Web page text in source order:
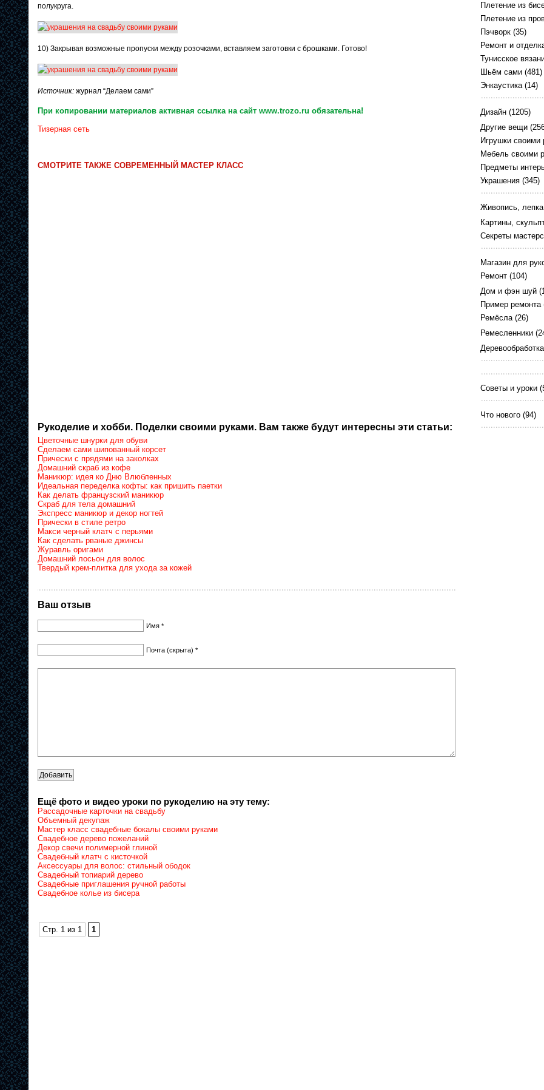
полукруга.
10) Закрывая возможные пропуски между розочками, вставляем заготовки с брошками. Готово!
Источник: журнал “Делаем сами”
При копировании материалов активная ссылка на сайт www.trozo.ru обязательна!
Тизерная сеть
СМОТРИТЕ ТАКЖЕ СОВРЕМЕННЫЙ МАСТЕР КЛАСС
Рукоделие и хобби. Поделки своими руками. Вам также будут интересны эти статьи:
Цветочные шнурки для обуви
Сделаем сами шипованный корсет
Прически с прядями на заколках
Домашний скраб из кофе
Маникюр: идея ко Дню Влюбленных
Идеальная переделка кофты: как пришить паетки
Как делать французский маникюр
Скраб для тела домашний
Экспресс маникюр и декор ногтей
Прически в стиле ретро
Макси черный клатч с перьями
Как сделать рваные джинсы
Журавль оригами
Домашний лосьон для волос
Твердый крем-плитка для ухода за кожей
Ваш отзыв
Имя *
Почта (скрыта) *
Ещё фото и видео уроки по рукоделию на эту тему:
Рассадочные карточки на свадьбу
Объемный декупаж
Мастер класс свадебные бокалы своими руками
Свадебное дерево пожеланий
Декор свечи полимерной глиной
Свадебный клатч с кисточкой
Аксессуары для волос: стильный ободок
Свадебный топиарий дерево
Свадебные приглашения ручной работы
Свадебное колье из бисера
Стр. 1 из 1 1
Плетение из
Плетение из
Пэчворк (35)
Ремонт и
Тунисское
Шьём сами (481)
Энкаустика(14)
Дизайн (1205)
Другие вещи
Игрушки своими
Мебель своими
Предметы
Украшения (345)
Живопись, лепка
Картины,
Секреты
Магазин для
Ремонт (104)
Дом и фэн шуй
Пример ремонта
Ремёсла(26)
Ремесленники
Деревообработка
Советы и уроки
Что нового (94)